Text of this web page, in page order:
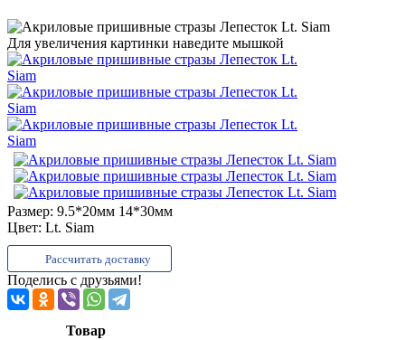
Для увеличения картинки наведите мышкой
Размер: 9.5*20мм 14*30мм
Цвет: Lt. Siam
Рассчитать доставку
Поделись с друзьями!
Товар